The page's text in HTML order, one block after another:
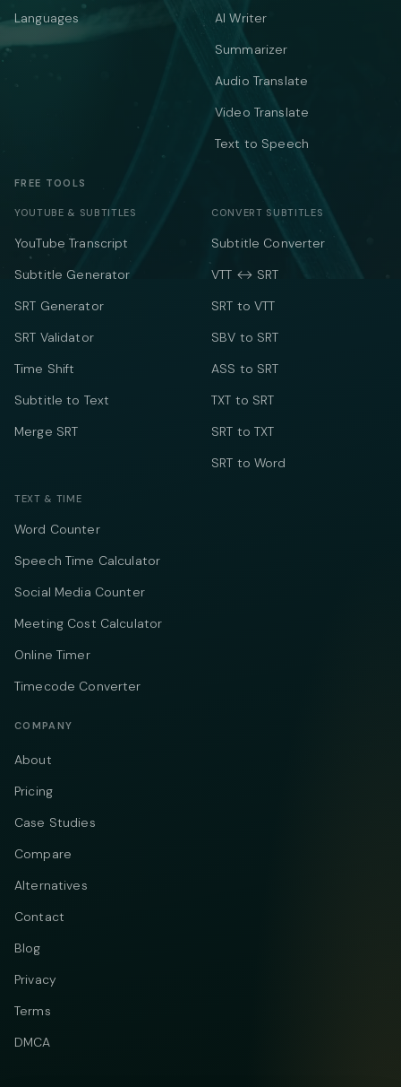
Languages
AI Writer
Summarizer
Audio Translate
Video Translate
Text to Speech
FREE TOOLS
YOUTUBE & SUBTITLES
YouTube Transcript
Subtitle Generator
SRT Generator
SRT Validator
Time Shift
Subtitle to Text
Merge SRT
CONVERT SUBTITLES
Subtitle Converter
VTT ↔ SRT
SRT to VTT
SBV to SRT
ASS to SRT
TXT to SRT
SRT to TXT
SRT to Word
TEXT & TIME
Word Counter
Speech Time Calculator
Social Media Counter
Meeting Cost Calculator
Online Timer
Timecode Converter
COMPANY
About
Pricing
Case Studies
Compare
Alternatives
Contact
Blog
Privacy
Terms
DMCA